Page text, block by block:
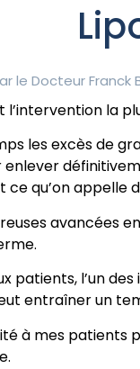
le Docteur Franck
l’intervention la
les excès de
ce qu’on appelle
avancées
patients, l’un
entraîner un
à mes patients